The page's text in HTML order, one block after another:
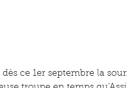
ce 1er septembre la